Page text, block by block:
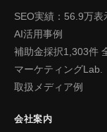
SEO実績：56.9万表
AI活用事例
補助金採択1,303件
マーケティングLab.
取扱メディア例
会社案内